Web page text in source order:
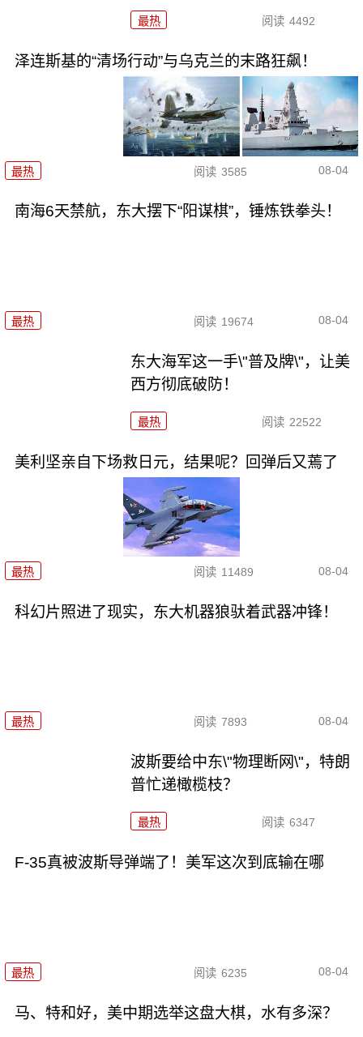
最热 阅读 4492
泽连斯基的“清场行动”与乌克兰的末路狂飙！
最热 阅读 3585 08-04
南海6天禁航，东大摆下“阳谋棋”，锤炼铁拳头！
最热 阅读 19674 08-04
东大海军这一手\"普及牌\"，让美
西方彻底破防！
最热 阅读 22522
美利坚亲自下场救日元，结果呢？回弹后又蔫了
最热 阅读 11489 08-04
科幻片照进了现实，东大机器狼驮着武器冲锋！
最热 阅读 7893 08-04
波斯要给中东\"物理断网\"，特朗
普忙递橄榄枝？
最热 阅读 6347
F-35真被波斯导弹端了！美军这次到底输在哪
最热 阅读 6235 08-04
马、特和好，美中期选举这盘大棋，水有多深？